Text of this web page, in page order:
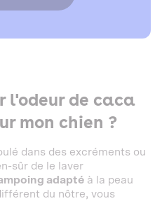
l'odeur de caca
mon chien ?
dans des excréments ou
sûr de le laver
adapté à la peau
du nôtre, vous